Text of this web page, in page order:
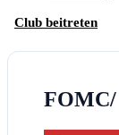
Club beitreten
FOMC/